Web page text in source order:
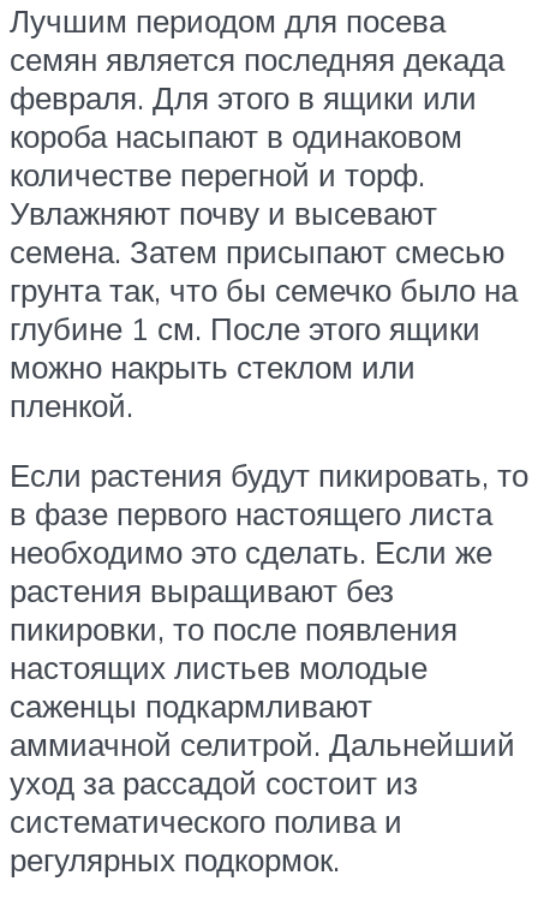
Лучшим периодом для посева
семян является последняя декада
февраля. Для этого в ящики или
короба насыпают в одинаковом
количестве перегной и торф.
Увлажняют почву и высевают
семена. Затем присыпают смесью
грунта так, что бы семечко было на
глубине 1 см. После этого ящики
можно накрыть стеклом или
пленкой.
Если растения будут пикировать, то
в фазе первого настоящего листа
необходимо это сделать. Если же
растения выращивают без
пикировки, то после появления
настоящих листьев молодые
саженцы подкармливают
аммиачной селитрой. Дальнейший
уход за рассадой состоит из
систематического полива и
регулярных подкормок.